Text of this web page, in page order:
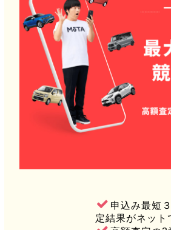
申込み最短
定結果がネット